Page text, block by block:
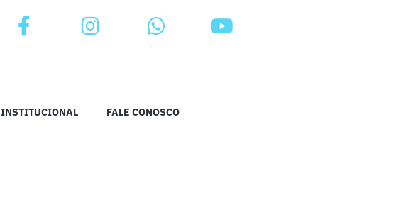
INSTITUCIONAL FALE CONOSCO